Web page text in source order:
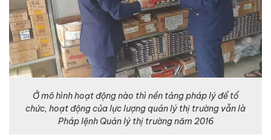
Ở mô hình hoạt động nào thì nền tảng pháp lý để tổ
chức, hoạt động của lực lượng quản lý thị trường vẫn là
Pháp lệnh Quản lý thị trường năm 2016